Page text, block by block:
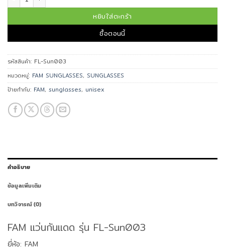
หยิบใส่ตะกร้า
ซื้อตอนนี้
รหัสสินค้า: FL-Sun003
หมวดหมู่: FAM SUNGLASSES, SUNGLASSES
ป้ายกำกับ: FAM, sunglasses, unisex
คำอธิบาย
ข้อมูลเพิ่มเติม
บทวิจารณ์ (0)
FAM แว่นกันแดด รุ่น FL-Sun003
ยี่ห้อ: FAM